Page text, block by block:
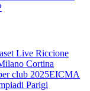
Live Riccione
Cortina
club 2025EICMA
Parigi